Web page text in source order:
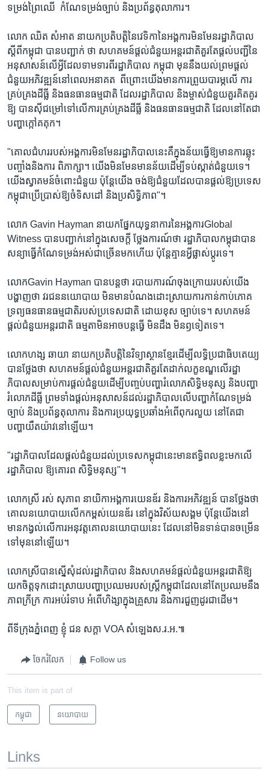
ទម្រង់​ព្រៃឈើ ​ កំណែ​ទម្រង់​ច្បាប់​ និង​ប្រព័ន្ធ​តុលាការ។
លោក​ ឈិត សំអាត​ នាយក​ប្រតិបត្តិ​នៃ​វេទិកា​នៃ​អង្គការ​មិនមែន​រដ្ឋា​ភិបាល​
ស្តីពី​កម្ពុជា​ បាន​បញ្ជាក់​ ថា​ ​សហគមន៍​ផ្តល់​ជំនួយ​អន្តរជាតិ​គួរតែ​ផ្តល់​បញ្ជី​នៃ​
អនុសាសន៍​លើ​អ្វី​ដែល​ទាមទារ​ពី​រដ្ឋា​ភិបាល​ កម្ពុជា​ មុន​នឹង​យល់ព្រម​ផ្តល់​
ជំនួយ​អភិវឌ្ឍន៍​នៅ​ពេល​អនាគត​ ​ ពីព្រោះ​យើង​មាន​ការ​ព្រួយ​បារម្ភ​លើ​ ការ​
គ្រប់​គ្រង​ដីធ្លី​ និង​ធនធាន​ធម្មជាតិ ​ដែល​រដ្ឋា​ភិបាល​ និង​ម្ចាស់​ជំនួយ​គួរគិត​គូរ​
ឱ្យ​ បាន​ស៊ី​ជម្រៅ​ទៅ​លើ​ការ​គ្រប់គ្រង​ដី​ធ្លី​ និង​ធនធាន​ធម្មជាតិ ​ដែល​នៅតែ​ជា​
បញ្ហា​ក្កៅ​គគុក។
"គោល​ជំហរ​របស់​អង្គការ​មិន​មែន​រដ្ឋា​ភិបាល​នេះ​គឺ​ក្នុង​ន័យ​ធ្វើ​ឱ្យ​មាន​ការ​ឆ្លុះ​
បញ្ចាំង​និង​ការ​ ពិភាក្សា។​ យើង​មិន​មែន​មាន​ន័យ​ដើម្បី​ទប់​ស្កាត់​ជំនួយ​ទេ។​
យើង​ស្វាគមន៍​ចំពោះ​ជំនួយ​ ​ប៉ុន្តែ​យើង​ ចង់​ឱ្យ​ជំនួយ​ដែល​បាន​ផ្តល់​ឱ្យ​ប្រទេស​
កម្ពុជា​ប្រើ​ប្រាស់​ឱ្យ​ចំ​ទិសដៅ ​និង​ប្រសិទ្ធិ​ភាព"។
លោក​ Gavin ​Hayman ​នាយក​ផ្នែក​យុទ្ធនាការ​នៃ​អង្គការ​Global​
Witness​ បាន​បញ្ជាក់​នៅ​ក្នុង​សេចក្តី​ ថ្លែង​ការណ៍​ថា​ ​រដ្ឋា​ភិបាល​កម្ពុជា​បាន​
សន្យា​ធ្វើ​កំណែ​ទម្រង់​អស់​ជា​ច្រើន​មក​ហើយ​ ប៉ុន្តែ​គ្មាន​អ្វី​ផ្លាស់​ប្តូរ​ទេ។
លោក​Gavin ​Hayman ​បាន​បន្ត​ថា​ ​របាយ​ការណ៍​ចុង​ក្រោយ​របស់​យើង​
បង្ហាញ​ថា​ ​វរជន​នយោបាយ​ មិន​មាន​បំណង​ដោះ​ស្រាយ​ការ​កាន់​កាប់​ភោគ​
ទ្រព្យ​ធនធាន​ធម្មជាតិ​របស់​ប្រទេស​ជាតិ ​ដោយ​ខុស​ ច្បាប់​ទេ។​ សហគមន៍​
ផ្តល់​ជំនួយ​អន្តរជាតិ​ ​ធម្មតា​មិន​អាច​បន្ត​ធ្វើ ​មិន​ដឹង​ ​មិន​ឭ​ទៀត​ទេ។
លោក​ហង្ស ​ឆាយា ​នាយក​ប្រតិបត្តិ​នៃ​វិទ្យា​ស្ថាន​ខ្មែរ​ដើម្បី​លទ្ធិ​ប្រជាធិប​តេយ្យ​
បាន​ថ្លែង​ថា​ ​សហគមន៍​ផ្តល់​ជំនួយ​អន្តរជាតិ​គួរ​តែ​ដាក់​លក្ខខណ្ឌ​លើ​រដ្ឋា​
ភិបាល​សម្រាប់​ការ​ផ្តល់​ជំនួយ​ដើម្បី​បញ្ចប់​បញ្ហា​រំលោភ​សិទ្ធិ​មនុស្ស ​និង​បញ្ហា​
រំលោភ​ដីធ្លី​ ព្រម​ទាំង​ផ្តល់​អនុសាសន៍​ដល់​រដ្ឋា​ភិបាល​លើ​បញ្ហា​កំណែ​ទម្រង់​
ច្បាប់​ និង​ប្រព័ន្ធ​តុលាការ​ និង​ការ​ប្រយុទ្ធ​ប្រឆាំង​អំពើ​ពុករលួយ​ នៅ​តែ​ជា​
បញ្ហា​យឺតយ៉ាវ​នៅឡើយ។
"រដ្ឋា​ភិបាល​ដែល​ផ្តល់​ជំនួយ​ដល់​ប្រទេស​កម្ពុជា​នេះ​មាន​ឥទ្ធិពល​ខ្លះ​មក​លើ​
រដ្ឋា​ភិបាល ​ឱ្យ​គោរព​ សិទ្ធិ​មនុស្ស"។
លោក​ស្រី​ រស់ សុភាព ​នាយិកា​អង្គការ​យេនឌ័រ​ និង​ការ​អភិវឌ្ឍន៍​ បាន​ថ្លែង​ថា​
គោល​នយោបាយ​លើក​កម្ពស់​យេនឌ័រ​ នៅ​ក្នុង​វិស័យ​សង្គម​ ប៉ុន្តែ​យើង​នៅ​
មាន​កង្វល់​លើ​ការ​អនុវត្ត​គោល​នយោបាយ​នេះ ​ដែល​នៅ​មិន​ទាន់​បាន​ចម្រើន​
ទៅ​មុន​នៅ​ឡើយ។
លោក​ស្រី​បាន​ស្នើ​សុំ​ដល់​រដ្ឋា​ភិបាល​ និង​សហគមន៍​ផ្តល់​ជំនួយ​អន្តរ​ជាតិ​ឱ្យ​
យក​ចិត្ត​ទុក​ដោះស្រាយ​បញ្ហា​ប្រឈម​របស់​ស្ត្រី​កម្ពុជា​ដែល​នៅ​តែ​ប្រឈម​នឹង​
ភាព​ក្រីក្រ​ ​ការ​អប់រំ​ទាប​ ​អំពើ​ហិង្សា​ក្នុង​គ្រួសារ​ និង​ការ​ជួញ​ដូរ​ជាដើម។
ពី​ទី​ក្រុង​ភ្នំពេញ ​ខ្ញុំ ​ជន ​សក្តា​ VOA ​សំឡេង​ស.រ.អ.៕
ចែករំលែក Follow us
This item is part of
កម្ពុជា នយោបាយ
Links